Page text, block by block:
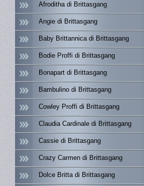
Afroditha di Brittasgang
Angie di Brittasgang
Baby Brittannica di Brittasgang
Bodie Proffi di Brittasgang
Bonapart di Brittasgang
Bambulino di Brittasgang
Cowley Proffi di Brittasgang
Claudia Cardinale di Brittasgang
Cassie di Brittasgang
Crazy Carmen di Brittasgang
Dolce Britta di Brittasgang